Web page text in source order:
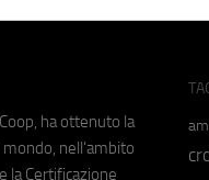
ha ottenuto la
mondo, nell'ambito
la Certificazione